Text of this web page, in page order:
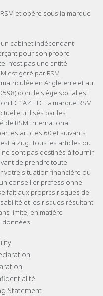
et opère sous la marque
un cabinet indépendant
pour son propre
n’est pas une entité
est géré par RSM
en Angleterre et au
dont le siège social est
EC1A 4HD. La marque RSM
utilisés par les
de RSM International
les articles 60 et suivants
à Zug. Tous les articles ou
sont pas destinés à fournir
de prendre toute
votre situation financière ou
conseiller professionnel
fait aux propres risques de
et les risques résultant
limite, en matière
données.
Statement